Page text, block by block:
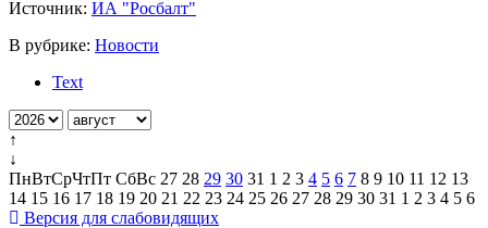
Источник: ИА "Росбалт"
В рубрике: Новости
Text
↑
↓
ПнВтСрЧтПт СбВс 27 28 29 30 31 1 2 3 4 5 6 7 8 9 10 11 12 13
14 15 16 17 18 19 20 21 22 23 24 25 26 27 28 29 30 31 1 2 3 4 5 6
Версия для слабовидящих